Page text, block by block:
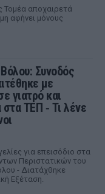
αποχαιρετά
αφήνει μόνους
Συνοδός
με
γιατρό και
στα ΤΕΠ ‑ Τι λένε
για επεισόδιο στα
Περιστατικών του
- Διατάχθηκε
Εξέταση.